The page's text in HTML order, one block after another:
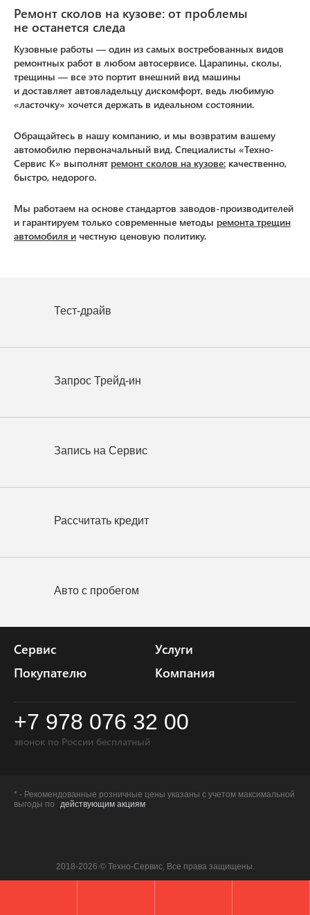
Ремонт сколов на кузове: от проблемы
не останется следа
Кузовные работы — один из самых востребованных видов
ремонтных работ в любом автосервисе. Царапины, сколы,
трещины — все это портит внешний вид машины
и доставляет автовладельцу дискомфорт, ведь любимую
«ласточку» хочется держать в идеальном состоянии.
Обращайтесь в нашу компанию, и мы возвратим вашему
автомобилю первоначальный вид. Специалисты «Техно-
Сервис К» выполнят ремонт сколов на кузове: качественно,
быстро, недорого.
Мы работаем на основе стандартов заводов-производителей
и гарантируем только современные методы ремонта трещин
автомобиля и честную ценовую политику.
Тест-драйв
Запрос Трейд-ин
Запись на Сервис
Рассчитать кредит
Авто с пробегом
Сервис
Услуги
Покупателю
Компания
+7 978 076 32 00
звонок по России бесплатный
* - Рекомендованные розничные цены указаны с учетом максимальной
выгоды по
действующим акциям
2018-2026 © Техно-Сервис, Все права защищены.